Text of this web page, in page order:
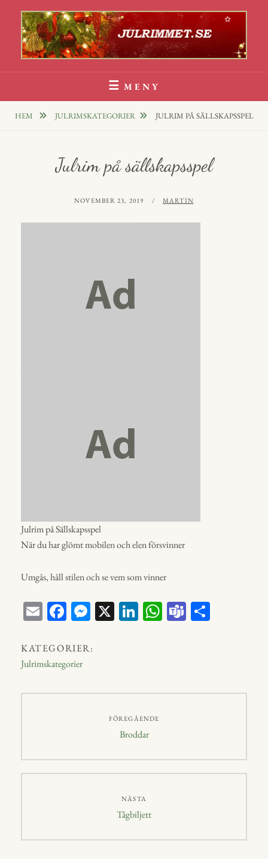
innehåll
Julrim Och Julklappsrim
MENY
HEM JULRIMSKATEGORIER JULRIM PÅ SÄLLSKAPSSPEL
Julrim på sällskapsspel
PUBLICERAT
NOVEMBER 23, 2019 AV
MARTIN
Julrim på Sällskapsspel
När du har glömt mobilen och elen försvinner
Umgås, håll stilen och se vem som vinner
E
ail
Fa
bo
ok
M
en
r
X Li W
p
Te
KATEGORIER:
Julrimskategorier
FÖREGÅENDE
Föregående
Broddar
NÄSTA
Nästa
Tågbiljett